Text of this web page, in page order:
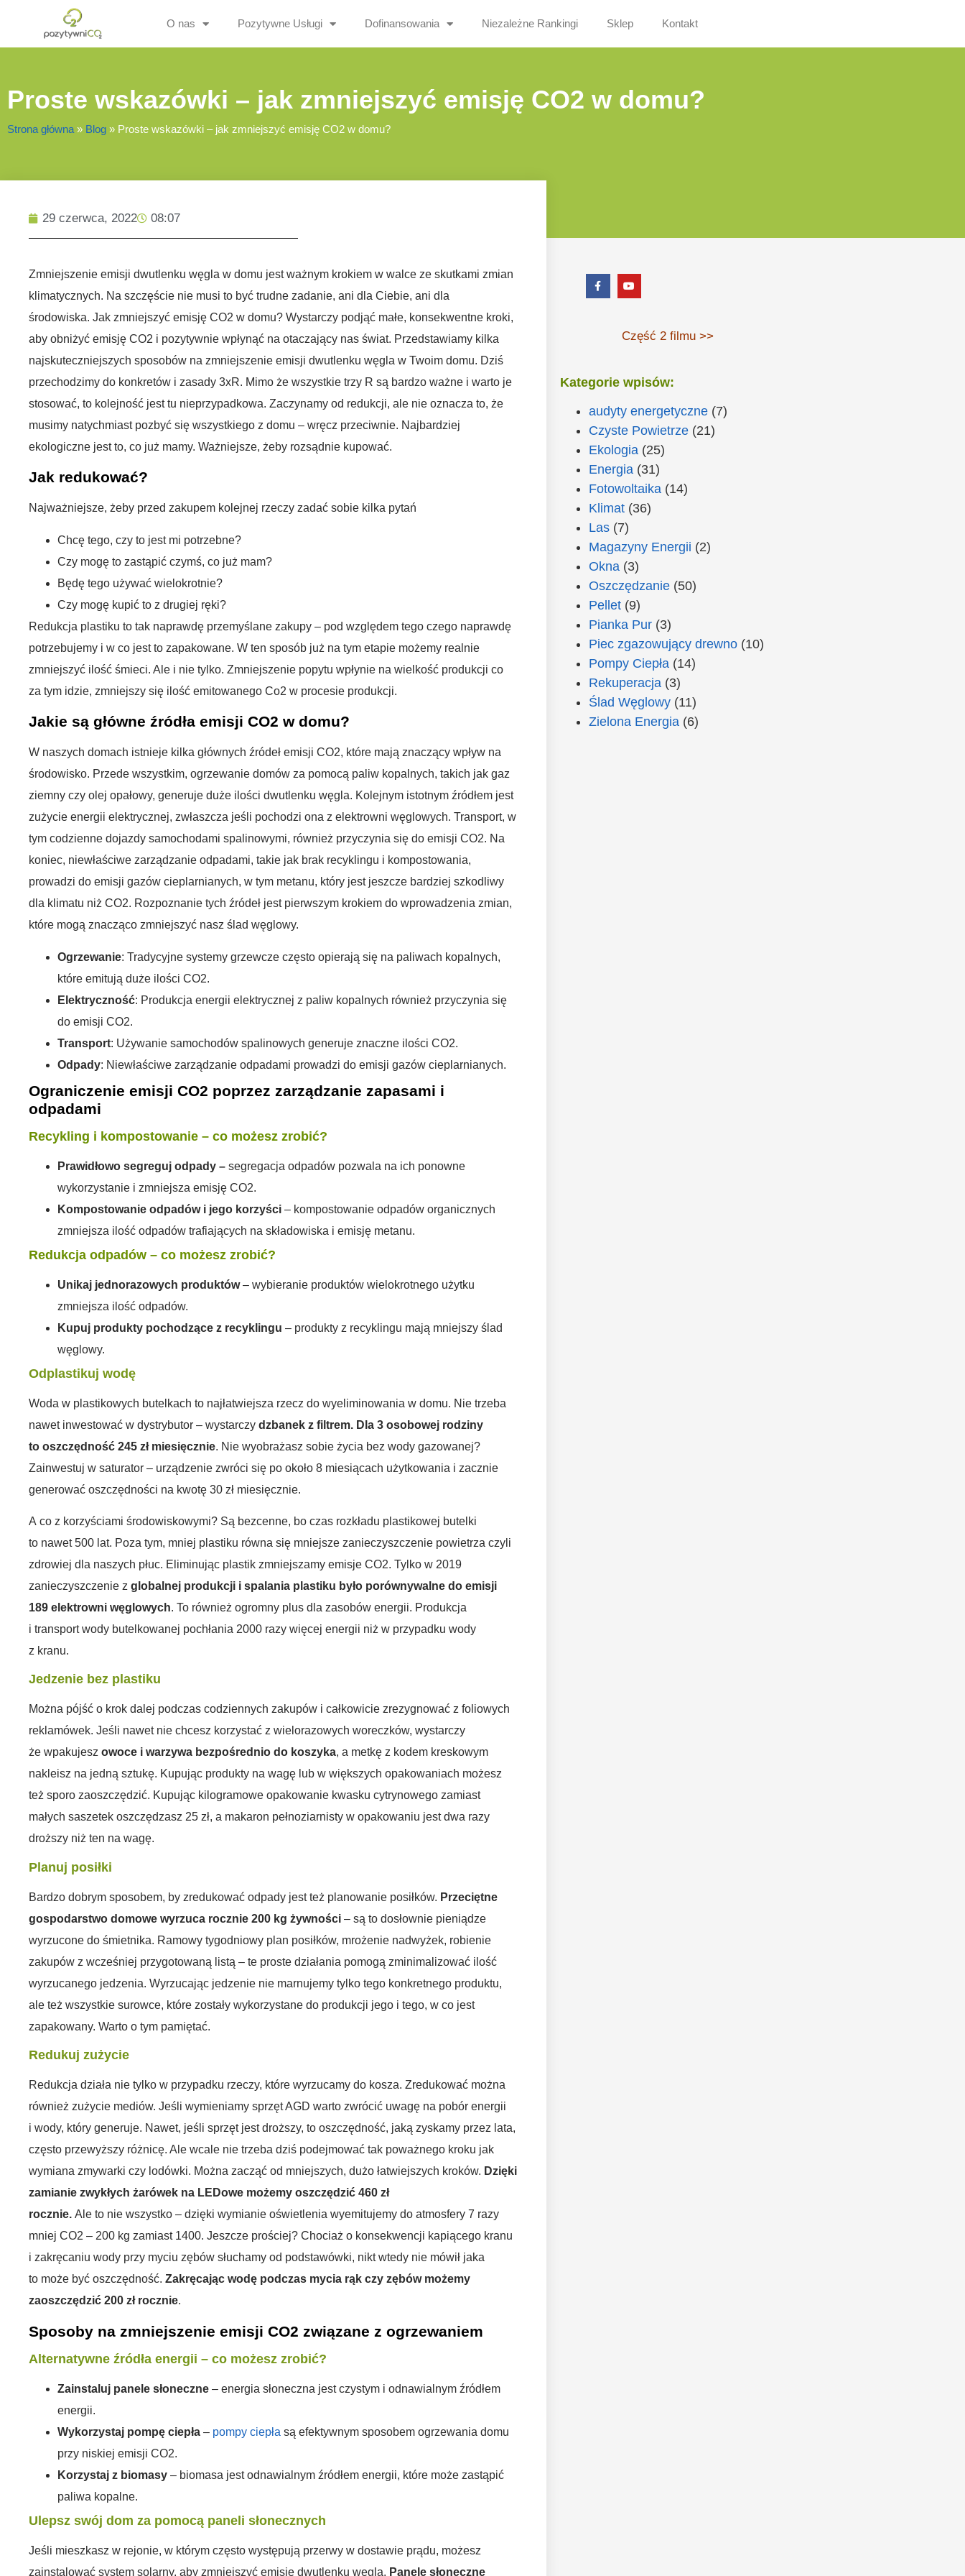
O nas Pozytywne Usługi Dofinansowania Niezależne Rankingi Sklep Kontakt
Proste wskazówki – jak zmniejszyć emisję CO2 w domu?
Strona główna » Blog » Proste wskazówki – jak zmniejszyć emisję CO2 w domu?
29 czerwca, 2022 08:07
Zmniejszenie emisji dwutlenku węgla w domu jest ważnym krokiem w walce ze skutkami zmian
klimatycznych. Na szczęście nie musi to być trudne zadanie, ani dla Ciebie, ani dla
środowiska. Jak zmniejszyć emisję CO2 w domu? Wystarczy podjąć małe, konsekwentne kroki,
aby obniżyć emisję CO2 i pozytywnie wpłynąć na otaczający nas świat. Przedstawiamy kilka
najskuteczniejszych sposobów na zmniejszenie emisji dwutlenku węgla w Twoim domu. Dziś
przechodzimy do konkretów i zasady 3xR. Mimo że wszystkie trzy R są bardzo ważne i warto je
stosować, to kolejność jest tu nieprzypadkowa. Zaczynamy od redukcji, ale nie oznacza to, że
musimy natychmiast pozbyć się wszystkiego z domu – wręcz przeciwnie. Najbardziej
ekologiczne jest to, co już mamy. Ważniejsze, żeby rozsądnie kupować.
Jak redukować?
Najważniejsze, żeby przed zakupem kolejnej rzeczy zadać sobie kilka pytań
Chcę tego, czy to jest mi potrzebne?
Czy mogę to zastąpić czymś, co już mam?
Będę tego używać wielokrotnie?
Czy mogę kupić to z drugiej ręki?
Redukcja plastiku to tak naprawdę przemyślane zakupy – pod względem tego czego naprawdę
potrzebujemy i w co jest to zapakowane. W ten sposób już na tym etapie możemy realnie
zmniejszyć ilość śmieci. Ale i nie tylko. Zmniejszenie popytu wpłynie na wielkość produkcji co
za tym idzie, zmniejszy się ilość emitowanego Co2 w procesie produkcji.
Jakie są główne źródła emisji CO2 w domu?
W naszych domach istnieje kilka głównych źródeł emisji CO2, które mają znaczący wpływ na
środowisko. Przede wszystkim, ogrzewanie domów za pomocą paliw kopalnych, takich jak gaz
ziemny czy olej opałowy, generuje duże ilości dwutlenku węgla. Kolejnym istotnym źródłem jest
zużycie energii elektrycznej, zwłaszcza jeśli pochodzi ona z elektrowni węglowych. Transport, w
tym codzienne dojazdy samochodami spalinowymi, również przyczynia się do emisji CO2. Na
koniec, niewłaściwe zarządzanie odpadami, takie jak brak recyklingu i kompostowania,
prowadzi do emisji gazów cieplarnianych, w tym metanu, który jest jeszcze bardziej szkodliwy
dla klimatu niż CO2. Rozpoznanie tych źródeł jest pierwszym krokiem do wprowadzenia zmian,
które mogą znacząco zmniejszyć nasz ślad węglowy.
Ogrzewanie: Tradycyjne systemy grzewcze często opierają się na paliwach kopalnych,
które emitują duże ilości CO2.
Elektryczność: Produkcja energii elektrycznej z paliw kopalnych również przyczynia się
do emisji CO2.
Transport: Używanie samochodów spalinowych generuje znaczne ilości CO2.
Odpady: Niewłaściwe zarządzanie odpadami prowadzi do emisji gazów cieplarnianych.
Ograniczenie emisji CO2 poprzez zarządzanie zapasami i
odpadami
Recykling i kompostowanie – co możesz zrobić?
Prawidłowo segreguj odpady – segregacja odpadów pozwala na ich ponowne
wykorzystanie i zmniejsza emisję CO2.
Kompostowanie odpadów i jego korzyści – kompostowanie odpadów organicznych
zmniejsza ilość odpadów trafiających na składowiska i emisję metanu.
Redukcja odpadów – co możesz zrobić?
Unikaj jednorazowych produktów– wybieranie produktów wielokrotnego użytku
zmniejsza ilość odpadów.
Kupuj produkty pochodzące z recyklingu – produkty z recyklingu mają mniejszy ślad
węglowy.
Odplastikuj wodę
Woda w plastikowych butelkach to najłatwiejsza rzecz do wyeliminowania w domu. Nie trzeba
nawet inwestować w dystrybutor – wystarczy dzbanek z filtrem. Dla 3 osobowej rodziny
to oszczędność 245 zł miesięcznie. Nie wyobrażasz sobie życia bez wody gazowanej?
Zainwestuj w saturator – urządzenie zwróci się po około 8 miesiącach użytkowania i zacznie
generować oszczędności na kwotę 30 zł miesięcznie.
A co z korzyściami środowiskowymi? Są bezcenne, bo czas rozkładu plastikowej butelki
to nawet 500 lat. Poza tym, mniej plastiku równa się mniejsze zanieczyszczenie powietrza czyli
zdrowiej dla naszych płuc. Eliminując plastik zmniejszamy emisje CO2. Tylko w 2019
zanieczyszczenie z globalnej produkcji i spalania plastiku było porównywalne do emisji
189 elektrowni węglowych. To również ogromny plus dla zasobów energii. Produkcja
i transport wody butelkowanej pochłania 2000 razy więcej energii niż w przypadku wody
z kranu.
Jedzenie bez plastiku
Można pójść o krok dalej podczas codziennych zakupów i całkowicie zrezygnować z foliowych
reklamówek. Jeśli nawet nie chcesz korzystać z wielorazowych woreczków, wystarczy
że wpakujesz owoce i warzywa bezpośrednio do koszyka, a metkę z kodem kreskowym
nakleisz na jedną sztukę. Kupując produkty na wagę lub w większych opakowaniach możesz
też sporo zaoszczędzić. Kupując kilogramowe opakowanie kwasku cytrynowego zamiast
małych saszetek oszczędzasz 25 zł, a makaron pełnoziarnisty w opakowaniu jest dwa razy
droższy niż ten na wagę.
Planuj posiłki
Bardzo dobrym sposobem, by zredukować odpady jest też planowanie posiłków. Przeciętne
gospodarstwo domowe wyrzuca rocznie 200 kg żywności – są to dosłownie pieniądze
wyrzucone do śmietnika. Ramowy tygodniowy plan posiłków, mrożenie nadwyżek, robienie
zakupów z wcześniej przygotowaną listą – te proste działania pomogą zminimalizować ilość
wyrzucanego jedzenia. Wyrzucając jedzenie nie marnujemy tylko tego konkretnego produktu,
ale też wszystkie surowce, które zostały wykorzystane do produkcji jego i tego, w co jest
zapakowany. Warto o tym pamiętać.
Redukuj zużycie
Redukcja działa nie tylko w przypadku rzeczy, które wyrzucamy do kosza. Zredukować można
również zużycie mediów. Jeśli wymieniamy sprzęt AGD warto zwrócić uwagę na pobór energii
i wody, który generuje. Nawet, jeśli sprzęt jest droższy, to oszczędność, jaką zyskamy przez lata,
często przewyższy różnicę. Ale wcale nie trzeba dziś podejmować tak poważnego kroku jak
wymiana zmywarki czy lodówki. Można zacząć od mniejszych, dużo łatwiejszych kroków. Dzięki
zamianie zwykłych żarówek na LEDowe możemy oszczędzić 460 zł
rocznie. Ale to nie wszystko – dzięki wymianie oświetlenia wyemitujemy do atmosfery 7 razy
mniej CO2 – 200 kg zamiast 1400. Jeszcze prościej? Chociaż o konsekwencji kapiącego kranu
i zakręcaniu wody przy myciu zębów słuchamy od podstawówki, nikt wtedy nie mówił jaka
to może być oszczędność. Zakręcając wodę podczas mycia rąk czy zębów możemy
zaoszczędzić 200 zł rocznie.
Sposoby na zmniejszenie emisji CO2 związane z ogrzewaniem
Alternatywne źródła energii – co możesz zrobić?
Zainstaluj panele słoneczne – energia słoneczna jest czystym i odnawialnym źródłem
energii.
Wykorzystaj pompę ciepła – pompy ciepła są efektywnym sposobem ogrzewania domu
przy niskiej emisji CO2.
Korzystaj z biomasy – biomasa jest odnawialnym źródłem energii, które może zastąpić
paliwa kopalne.
Ulepsz swój dom za pomocą paneli słonecznych
Jeśli mieszkasz w rejonie, w którym często występują przerwy w dostawie prądu, możesz
zainstalować system solarny, aby zmniejszyć emisję dwutlenku węgla. Panele słoneczne
Część 2 filmu >>
Kategorie wpisów:
audyty energetyczne(7)
Czyste Powietrze(21)
Ekologia (25)
Energia (31)
Fotowoltaika (14)
Klimat(36)
Las(7)
Magazyny Energii (2)
Okna (3)
Oszczędzanie(50)
Pellet(9)
Pianka Pur(3)
Piec zgazowujący drewno(10)
Pompy Ciepła (14)
Rekuperacja (3)
Ślad Węglowy(11)
Zielona Energia (6)